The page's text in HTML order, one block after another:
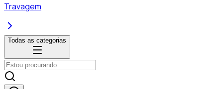
Travagem
Todas as categorias